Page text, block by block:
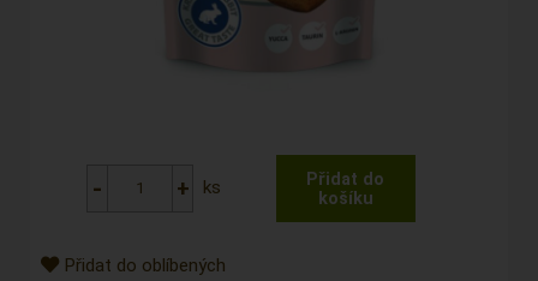
ks
Přidat do oblíbených